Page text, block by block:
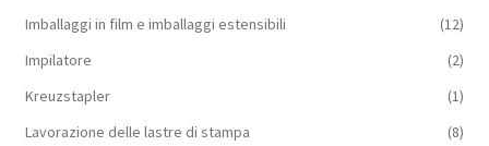
Imballaggi in film e imballaggi estensibili
(12)
Impilatore
(2)
Kreuzstapler
(1)
Lavorazione delle lastre di stampa
(8)